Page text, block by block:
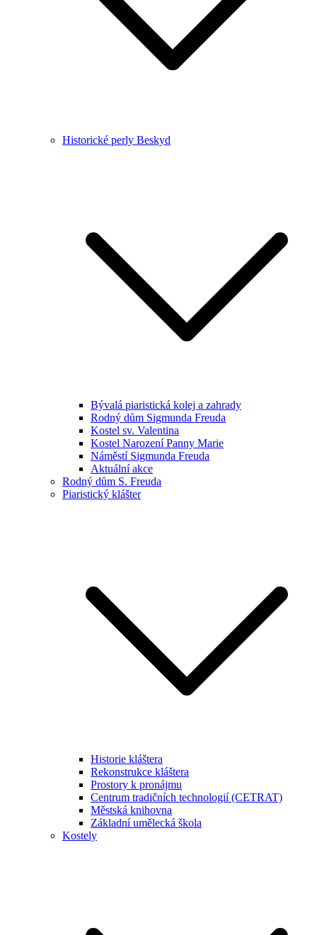
Historické perly Beskyd
Bývalá piaristická kolej a zahrady
Rodný dům Sigmunda Freuda
Kostel sv. Valentina
Kostel Narození Panny Marie
Náměstí Sigmunda Freuda
Aktuální akce
Rodný dům S. Freuda
Piaristický klášter
Historie kláštera
Rekonstrukce kláštera
Prostory k pronájmu
Centrum tradičních technologií (CETRAT)
Městská knihovna
Základní umělecká škola
Kostely